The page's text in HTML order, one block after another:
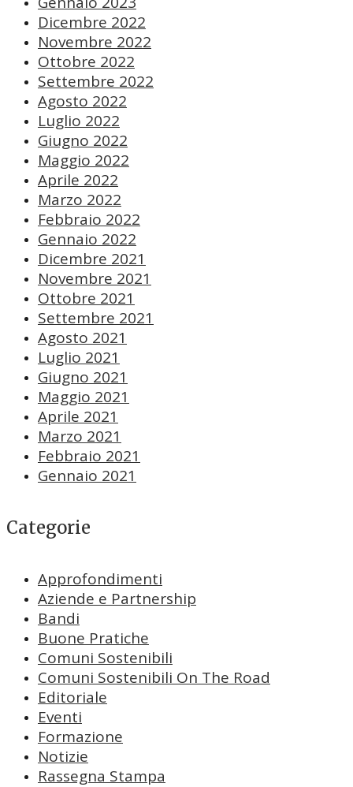
Dicembre 2022
Novembre 2022
Ottobre 2022
Settembre 2022
Agosto 2022
Luglio 2022
Giugno 2022
Maggio 2022
Aprile 2022
Marzo 2022
Febbraio 2022
Gennaio 2022
Dicembre 2021
Novembre 2021
Ottobre 2021
Settembre 2021
Agosto 2021
Luglio 2021
Giugno 2021
Maggio 2021
Aprile 2021
Marzo 2021
Febbraio 2021
Gennaio 2021
Categorie
Approfondimenti
Aziende e Partnership
Bandi
Buone Pratiche
Comuni Sostenibili
Comuni Sostenibili On The Road
Editoriale
Eventi
Formazione
Notizie
Rassegna Stampa